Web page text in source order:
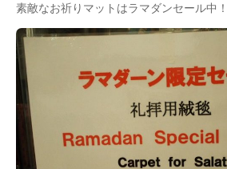
素敵なお祈りマットはラマダンセール中！